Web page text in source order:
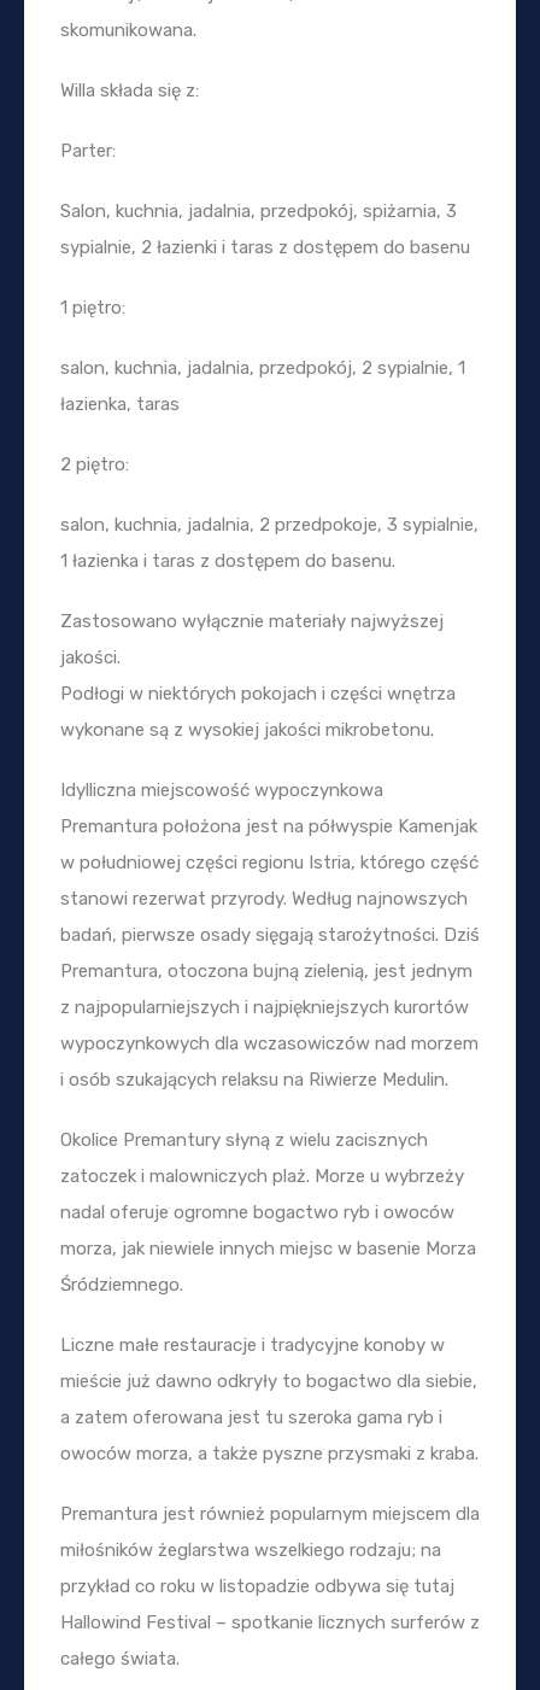
skomunikowana.
Willa składa się z:
Parter:
Salon, kuchnia, jadalnia, przedpokój, spiżarnia, 3
sypialnie, 2 łazienki i taras z dostępem do basenu
1 piętro:
salon, kuchnia, jadalnia, przedpokój, 2 sypialnie, 1
łazienka, taras
2 piętro:
salon, kuchnia, jadalnia, 2 przedpokoje, 3 sypialnie,
1 łazienka i taras z dostępem do basenu.
Zastosowano wyłącznie materiały najwyższej
jakości.
Podłogi w niektórych pokojach i części wnętrza
wykonane są z wysokiej jakości mikrobetonu.
Idylliczna miejscowość wypoczynkowa
Premantura położona jest na półwyspie Kamenjak
w południowej części regionu Istria, którego część
stanowi rezerwat przyrody. Według najnowszych
badań, pierwsze osady sięgają starożytności. Dziś
Premantura, otoczona bujną zielenią, jest jednym
z najpopularniejszych i najpiękniejszych kurortów
wypoczynkowych dla wczasowiczów nad morzem
i osób szukających relaksu na Riwierze Medulin.
Okolice Premantury słyną z wielu zacisznych
zatoczek i malowniczych plaż. Morze u wybrzeży
nadal oferuje ogromne bogactwo ryb i owoców
morza, jak niewiele innych miejsc w basenie Morza
Śródziemnego.
Liczne małe restauracje i tradycyjne konoby w
mieście już dawno odkryły to bogactwo dla siebie,
a zatem oferowana jest tu szeroka gama ryb i
owoców morza, a także pyszne przysmaki z kraba.
Premantura jest również popularnym miejscem dla
miłośników żeglarstwa wszelkiego rodzaju; na
przykład co roku w listopadzie odbywa się tutaj
Hallowind Festival – spotkanie licznych surferów z
całego świata.